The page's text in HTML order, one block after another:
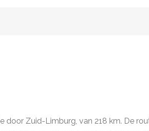
door Zuid-Limburg, van 218 km. De